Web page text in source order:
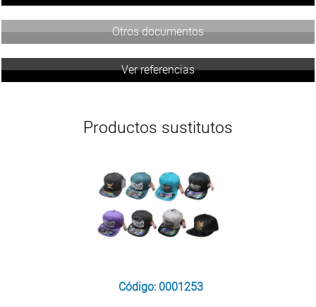
Otros documentos
Ver referencias
Productos sustitutos
Código: 0001253